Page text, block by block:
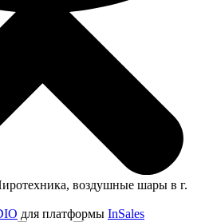
воздушные шары в г.
для платформы InSales